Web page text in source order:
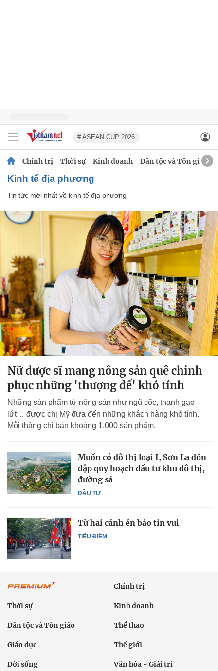
# ASEAN CUP 2026
Chính trị Thời sự Kinh doanh Dân tộc và Tôn giáo
kinh tế địa phương
Tin tức mới nhất về kinh tế địa phương
Nữ dược sĩ mang nông sản quê chinh
phục những 'thượng đế' khó tính
Những sản phẩm từ nông sản như ngũ cốc, thanh gạo
lứt… được chị Mỹ đưa đến những khách hàng khó tính.
Mỗi tháng chị bán khoảng 1.000 sản phẩm.
ĐẦU TƯ
Muốn có đô thị loại I, Sơn La dồn
dập quy hoạch đầu tư khu đô thị,
đường sá
TIÊU ĐIỂM
Từ hai cánh én báo tin vui
Chính trị
Thời sự Kinh doanh
Dân tộc và Tôn giáo Thể thao
Giáo dục Thế giới
Đời sống Văn hóa - Giải trí